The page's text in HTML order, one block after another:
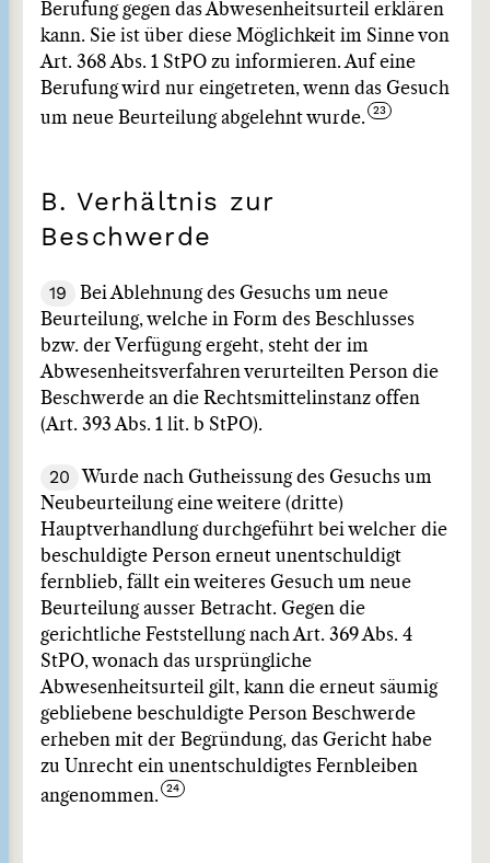
Berufung gegen das Abwesenheitsurteil erklären
kann. Sie ist über diese Möglichkeit im Sinne von
Art. 368 Abs. 1 StPO zu informieren. Auf eine
Berufung wird nur eingetreten, wenn das Gesuch
um neue Beurteilung abgelehnt wurde.
B. Verhältnis zur
Beschwerde
19
Bei Ablehnung des Gesuchs um neue
Beurteilung, welche in Form des Beschlusses
bzw. der Verfügung ergeht, steht der im
Abwesenheitsverfahren verurteilten Person die
Beschwerde an die Rechtsmittelinstanz offen
(Art. 393 Abs. 1 lit. b StPO).
20
Wurde nach Gutheissung des Gesuchs um
Neubeurteilung eine weitere (dritte)
Hauptverhandlung durchgeführt bei welcher die
beschuldigte Person erneut unentschuldigt
fernblieb, fällt ein weiteres Gesuch um neue
Beurteilung ausser Betracht. Gegen die
gerichtliche Feststellung nach Art. 369 Abs. 4
StPO, wonach das ursprüngliche
Abwesenheitsurteil gilt, kann die erneut säumig
gebliebene beschuldigte Person Beschwerde
erheben mit der Begründung, das Gericht habe
zu Unrecht ein unentschuldigtes Fernbleiben
angenommen.